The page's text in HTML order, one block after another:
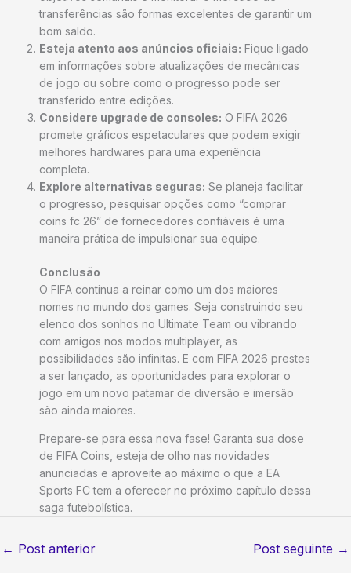
transferências são formas excelentes de garantir um
bom saldo.
Esteja atento aos anúncios oficiais: Fique ligado
em informações sobre atualizações de mecânicas
de jogo ou sobre como o progresso pode ser
transferido entre edições.
Considere upgrade de consoles: O FIFA 2026
promete gráficos espetaculares que podem exigir
melhores hardwares para uma experiência
completa.
Explore alternativas seguras: Se planeja facilitar
o progresso, pesquisar opções como “comprar
coins fc 26” de fornecedores confiáveis é uma
maneira prática de impulsionar sua equipe.
Conclusão
O FIFA continua a reinar como um dos maiores
nomes no mundo dos games. Seja construindo seu
elenco dos sonhos no Ultimate Team ou vibrando
com amigos nos modos multiplayer, as
possibilidades são infinitas. E com FIFA 2026 prestes
a ser lançado, as oportunidades para explorar o
jogo em um novo patamar de diversão e imersão
são ainda maiores.
Prepare-se para essa nova fase! Garanta sua dose
de FIFA Coins, esteja de olho nas novidades
anunciadas e aproveite ao máximo o que a EA
Sports FC tem a oferecer no próximo capítulo dessa
saga futebolística.
← Post anterior Post seguinte →